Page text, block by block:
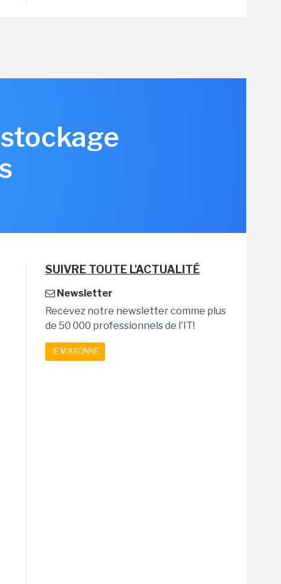
SUIVRE TOUTE L'ACTUALITÉ
Newsletter
Recevez notre newsletter comme plus
de 50 000 professionnels de l'IT!
JE M'ABONNE